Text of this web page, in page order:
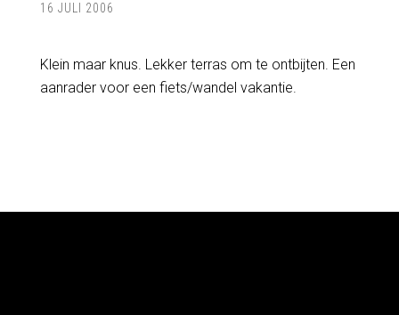
16 JULI 2006
Klein maar knus. Lekker terras om te ontbijten. Een
aanrader voor een fiets/wandel vakantie.